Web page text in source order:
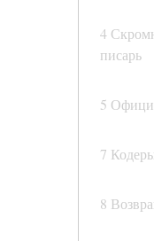
4
писарь
5
7
8